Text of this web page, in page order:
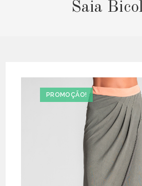
Saia
PROMOÇÃO!